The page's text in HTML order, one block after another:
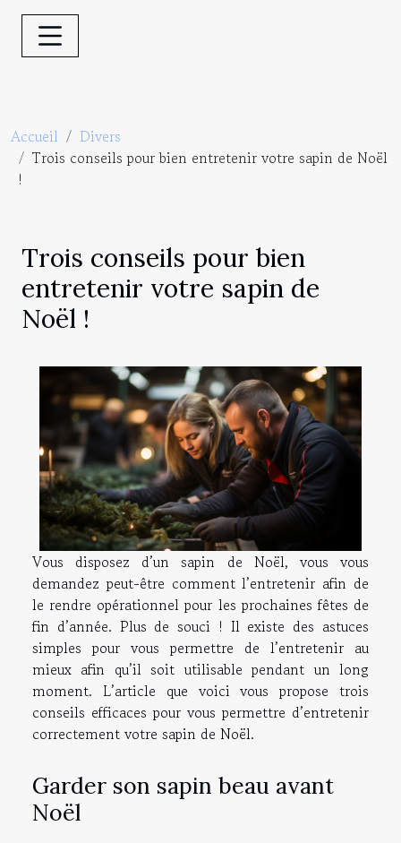
Accueil
Divers
Trois conseils pour bien entretenir votre sapin de Noël
!
Trois conseils pour bien
entretenir votre sapin de
Noël !
Vous disposez d’un sapin de Noël, vous vous
demandez peut-être comment l’entretenir afin de
le rendre opérationnel pour les prochaines fêtes de
fin d’année. Plus de souci ! Il existe des astuces
simples pour vous permettre de l’entretenir au
mieux afin qu’il soit utilisable pendant un long
moment. L’article que voici vous propose trois
conseils efficaces pour vous permettre d’entretenir
correctement votre sapin de Noël.
Garder son sapin beau avant
Noël